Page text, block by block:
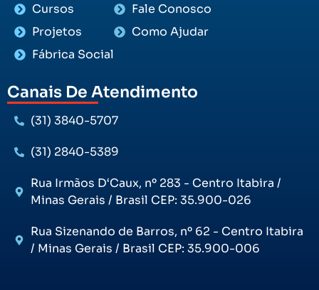
Cursos
Projetos
Fábrica Social
Fale Conosco
Como Ajudar
Canais De Atendimento
(31) 3840-5707
(31) 2840-5389
Rua Irmãos D‘Caux, nº 283 - Centro Itabira /
Minas Gerais / Brasil CEP: 35.900-026
Rua Sizenando de Barros, nº 62 - Centro Itabira
/ Minas Gerais / Brasil CEP: 35.900-006